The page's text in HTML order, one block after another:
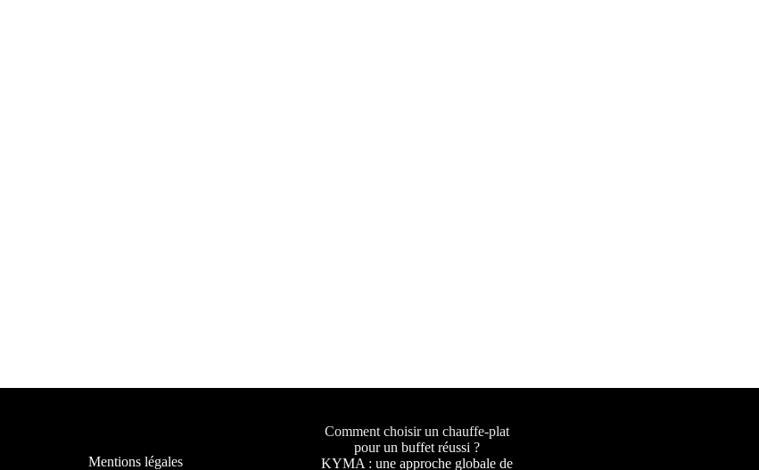
Mentions légales
Comment choisir un chauffe-plat
pour un buffet réussi ?
KYMA : une approche globale de